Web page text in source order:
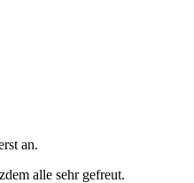
an.
alle sehr gefreut.